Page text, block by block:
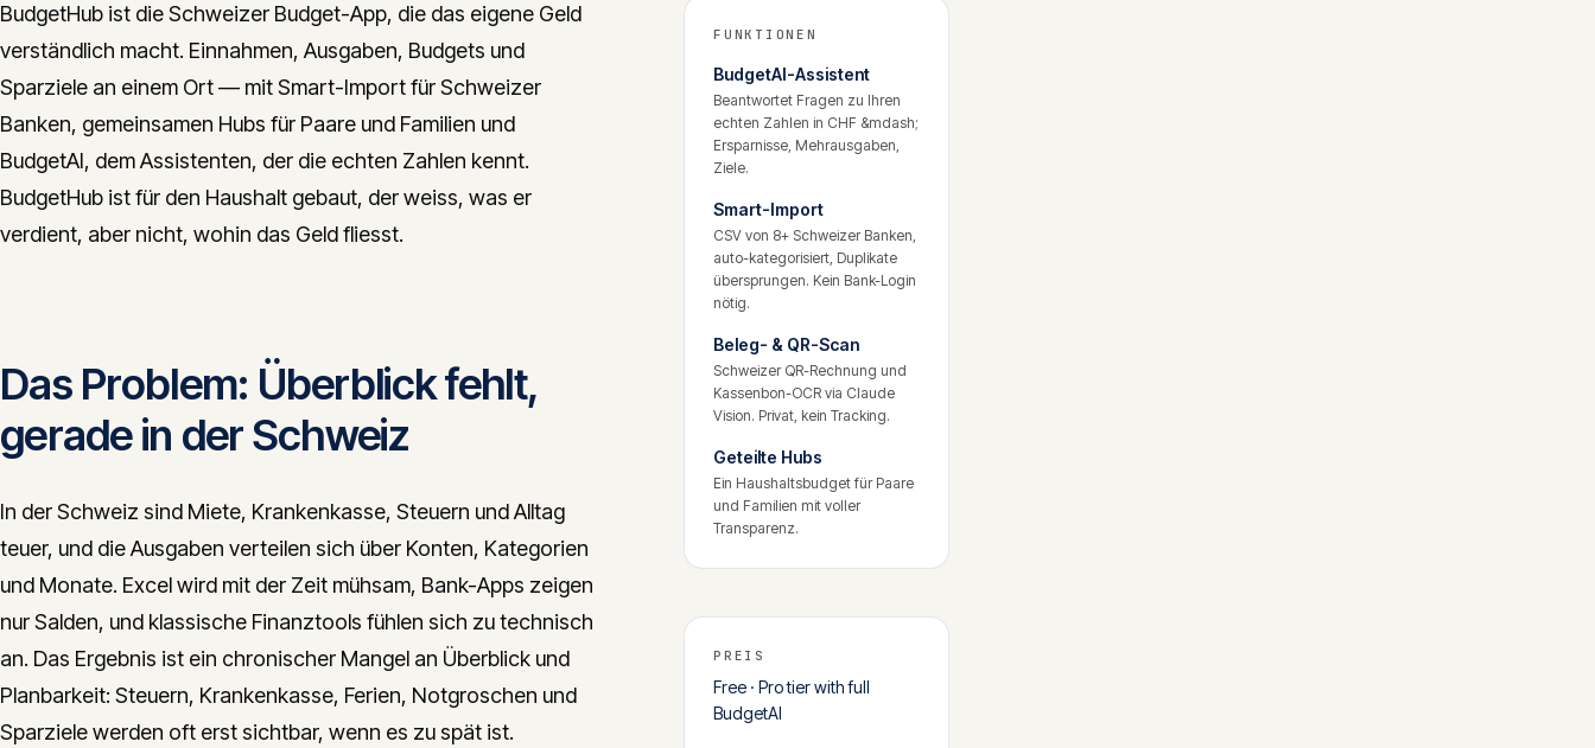
BudgetHub ist die Schweizer Budget-App, die das eigene Geld
verständlich macht. Einnahmen, Ausgaben, Budgets und
Sparziele an einem Ort — mit Smart-Import für Schweizer
Banken, gemeinsamen Hubs für Paare und Familien und
BudgetAI, dem Assistenten, der die echten Zahlen kennt.
BudgetHub ist für den Haushalt gebaut, der weiss, was er
verdient, aber nicht, wohin das Geld fliesst.
Das Problem: Überblick fehlt,
gerade in der Schweiz
In der Schweiz sind Miete, Krankenkasse, Steuern und Alltag
teuer, und die Ausgaben verteilen sich über Konten, Kategorien
und Monate. Excel wird mit der Zeit mühsam, Bank-Apps zeigen
nur Salden, und klassische Finanztools fühlen sich zu technisch
an. Das Ergebnis ist ein chronischer Mangel an Überblick und
Planbarkeit: Steuern, Krankenkasse, Ferien, Notgroschen und
Sparziele werden oft erst sichtbar, wenn es zu spät ist.
FUNKTIONEN
BudgetAI-Assistent
Beantwortet Fragen zu Ihren
echten Zahlen in CHF &mdash;
Ersparnisse, Mehrausgaben,
Ziele.
Smart-Import
CSV von 8+ Schweizer Banken,
auto-kategorisiert, Duplikate
übersprungen. Kein Bank-Login
nötig.
Beleg- & QR-Scan
Schweizer QR-Rechnung und
Kassenbon-OCR via Claude
Vision. Privat, kein Tracking.
Geteilte Hubs
Ein Haushaltsbudget für Paare
und Familien mit voller
Transparenz.
PREIS
Free · Pro tier with full
BudgetAI